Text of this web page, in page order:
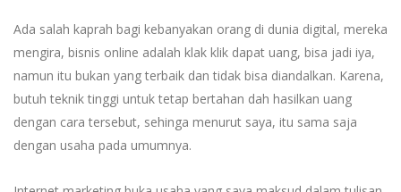
Ada salah kaprah bagi kebanyakan orang di dunia digital, mereka
mengira, bisnis online adalah klak klik dapat uang, bisa jadi iya,
namun itu bukan yang terbaik dan tidak bisa diandalkan. Karena,
butuh teknik tinggi untuk tetap bertahan dah hasilkan uang
dengan cara tersebut, sehinga menurut saya, itu sama saja
dengan usaha pada umumnya.